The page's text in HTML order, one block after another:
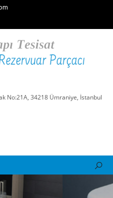
No:21A, 34218 Ümraniye, İstanbul